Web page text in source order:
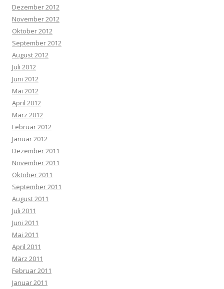
Dezember 2012
November 2012
Oktober 2012
September 2012
August 2012
Juli 2012
Juni 2012
Mai 2012
April 2012
März 2012
Februar 2012
Januar 2012
Dezember 2011
November 2011
Oktober 2011
September 2011
August 2011
Juli 2011
Juni 2011
Mai 2011
April 2011
März 2011
Februar 2011
Januar 2011